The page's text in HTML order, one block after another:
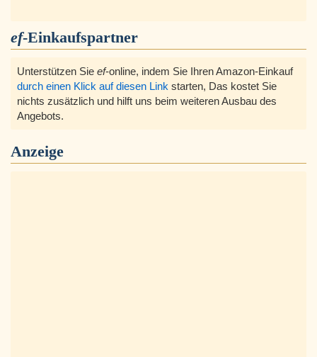
ef-Einkaufspartner
Unterstützen Sie ef-online, indem Sie Ihren Amazon-Einkauf
durch einen Klick auf diesen Link starten, Das kostet Sie
nichts zusätzlich und hilft uns beim weiteren Ausbau des
Angebots.
Anzeige